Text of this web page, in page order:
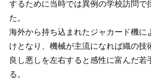
するために当時では異例の学校訪問で
た。
海外から持ち込まれたジャカード機に
けとなり、機械が主流になれば織の技
良し悪しを左右すると感性に富んだ若
る。